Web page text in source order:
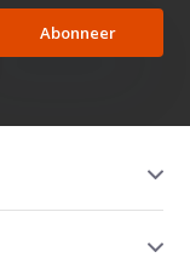
Abonneer